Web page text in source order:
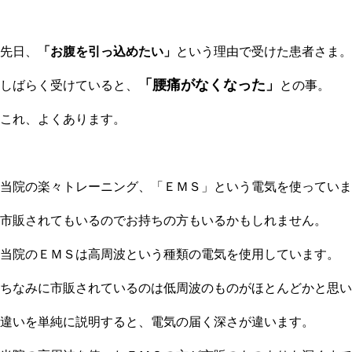
先日、 「お腹を引っ込めたい」 という理由で受けた患者さま。
しばらく受けていると、 「腰痛がなくなった」 との事。
これ、よくあります。
当院の楽々トレーニング、「ＥＭＳ」という電気を使っていま
市販されてもいるのでお持ちの方もいるかもしれません。
当院のＥＭＳは高周波という種類の電気を使用しています。
ちなみに市販されているのは低周波のものがほとんどかと思い
違いを単純に説明すると、電気の届く深さが違います。